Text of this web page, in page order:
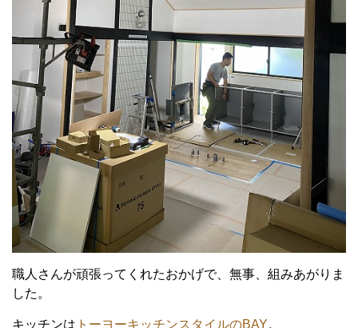
職人さんが頑張ってくれたおかげで、無事、組みあがりま
した。
キッチンは トーヨーキッチンスタイルのBAY。